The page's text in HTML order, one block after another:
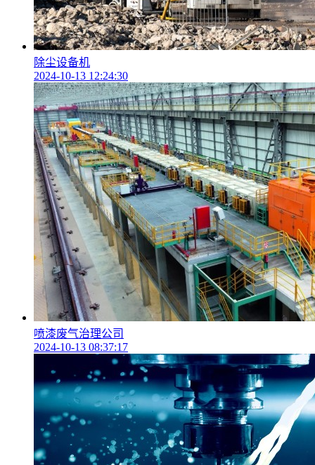
除尘设备机
2024-10-13 12:24:30
喷漆废气治理公司
2024-10-13 08:37:17